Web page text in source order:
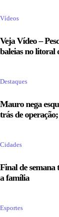
Vídeos
Veja Vídeo –
baleias no litoral
Destaques
Mauro nega
trás de
Cidades
Final de semana
a família
Esportes